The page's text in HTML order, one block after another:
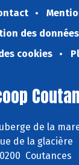
des données
cookies
de la
de la glacière
Coutances